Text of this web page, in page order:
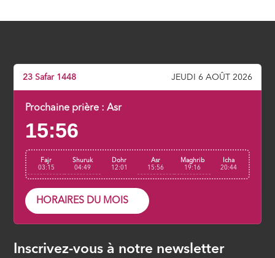
23 Safar 1448 JEUDI 6 AOÛT 2026
Prochaine prière :Asr
15:56
Fajr
03:15
Shuruk
04:49
Dohr
12:01
Asr
15:56
Maghrib
19:16
Icha
20:44
HORAIRES DU MOIS
Inscrivez-vous à notre newsletter